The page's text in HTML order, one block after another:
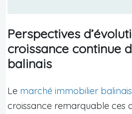
Perspectives
croissance continue
balinais
Le marché immobilier balinais
croissance remarquable ces